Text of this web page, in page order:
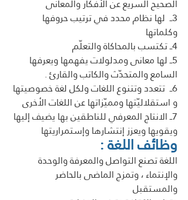
الصحيح السريع عن الأفكار والمعانى
3ــ  لها نظام محدد في ترتيب حروفها
وكلماتها
4ــ تكتسب بالمحاكاة والتعلّم
5ــ لها معانى ومدلولات يفهمها ويعرفها
السامع والمتحدّث والكاتب والقارئ .
6ــ  تتعدد وتتنوع اللغات ولكل لغة خصوصيتها
و استقلاليّتها ومميّزاتها عن اللغات الأخرى
7ــ الانتاج المعرفي للناطقين بها يضيف إليها
ويقويها ويعزز إنتشارها وإستمراريتها
وظائف اللغة :
اللغة تصنع التواصل والمعرفة والوحدة
والإنتماء ، وتمزج الماضى بالحاضر
والمستقبل